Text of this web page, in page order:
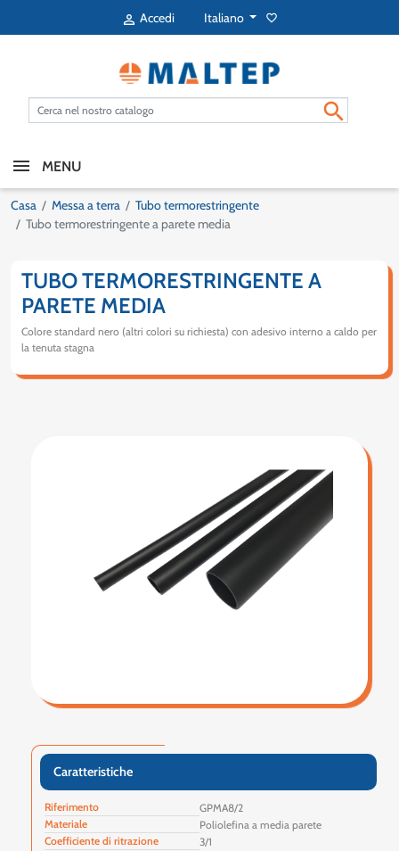
 Accedi Italiano favorite_border

MENU
Casa Messa a terra
Tubo termorestringente
Tubo termorestringente a parete media
TUBO TERMORESTRINGENTE A
PARETE MEDIA
Colore standard nero (altri colori su richiesta) con adesivo interno a caldo per
la tenuta stagna
Caratteristiche
Riferimento
GPMA8/2
Materiale
Poliolefina a media parete
Coefficiente di ritrazione
3/1